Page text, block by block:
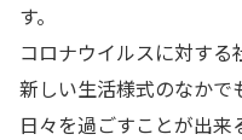
す。
コロナウイルスに対する
新しい生活様式のなかで
日々を過ごすことが出